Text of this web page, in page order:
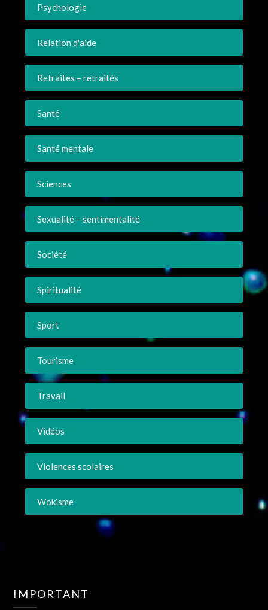
Psychologie
Relation d'aide
Retraites – retraités
Santé
Santé mentale
Sciences
Sexualité – sentimentalité
Société
Spiritualité
Sport
Tourisme
Travail
Vidéos
Violences scolaires
Wokisme
IMPORTANT